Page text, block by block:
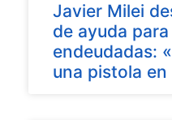
Javier Milei
de ayuda
endeudadas:
una pistola en